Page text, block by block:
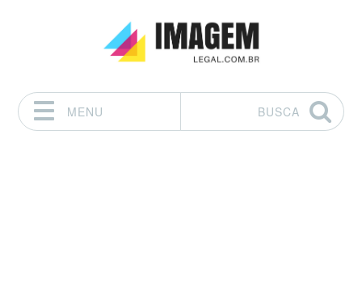
MENU
BUSCA